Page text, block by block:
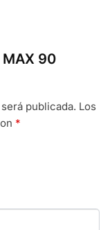
MAX 90
publicada. Los
*